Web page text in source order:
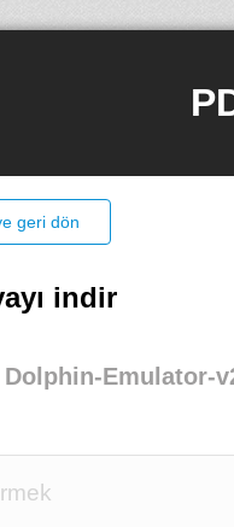
geri dön
indir
Dolphin-Emulator-